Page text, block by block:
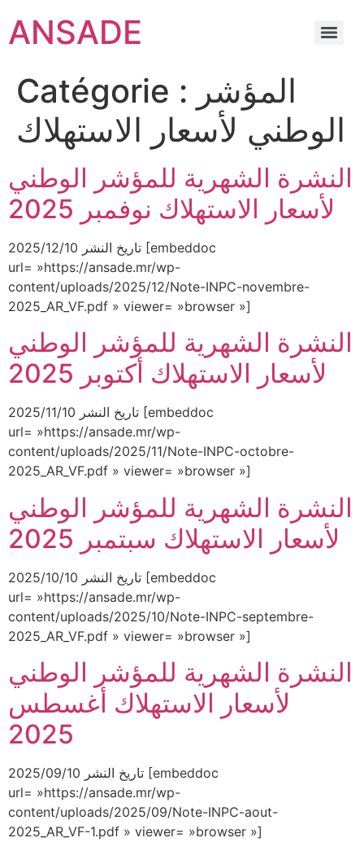
ANSADE
Catégorie : المؤشر
الوطني لأسعار الاستهلاك
النشرة الشهرية للمؤشر الوطني
لأسعار الاستهلاك نوفمبر 2025
تاريخ النشر 2025/12/10 [embeddoc
url= »https://ansade.mr/wp-
content/uploads/2025/12/Note-INPC-novembre-
2025_AR_VF.pdf » viewer= »browser »]
النشرة الشهرية للمؤشر الوطني
لأسعار الاستهلاك أكتوبر 2025
تاريخ النشر 2025/11/10 [embeddoc
url= »https://ansade.mr/wp-
content/uploads/2025/11/Note-INPC-octobre-
2025_AR_VF.pdf » viewer= »browser »]
النشرة الشهرية للمؤشر الوطني
لأسعار الاستهلاك سبتمبر 2025
تاريخ النشر 2025/10/10 [embeddoc
url= »https://ansade.mr/wp-
content/uploads/2025/10/Note-INPC-septembre-
2025_AR_VF.pdf » viewer= »browser »]
النشرة الشهرية للمؤشر الوطني
لأسعار الاستهلاك أغسطس
2025
تاريخ النشر 2025/09/10 [embeddoc
url= »https://ansade.mr/wp-
content/uploads/2025/09/Note-INPC-aout-
2025_AR_VF-1.pdf » viewer= »browser »]